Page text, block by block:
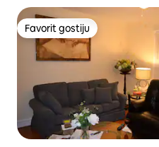
Favorit gostiju
Favorit gostiju